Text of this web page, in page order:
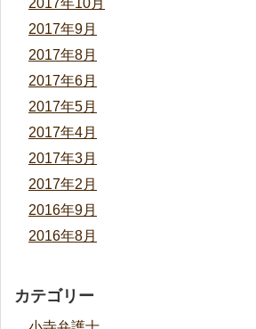
2017年10月
2017年9月
2017年8月
2017年6月
2017年5月
2017年4月
2017年3月
2017年2月
2016年9月
2016年8月
カテゴリー